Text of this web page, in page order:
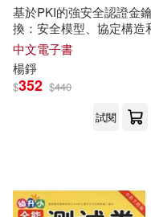
史蒂芬．茨威格(1)
吳振奎(1)
吳長江（主編）(1)
江西美術出版社
河北美術出版社(2)
浙江大學出版社(2)
湖南美術出版社(2)
基於PKI的強安全認證金
換：安全模型、協定構造
全分析 (電子書)
中文電子書
楊錚
$352 $440
試閱